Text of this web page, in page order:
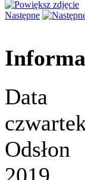
Następne
Data
Odsłon